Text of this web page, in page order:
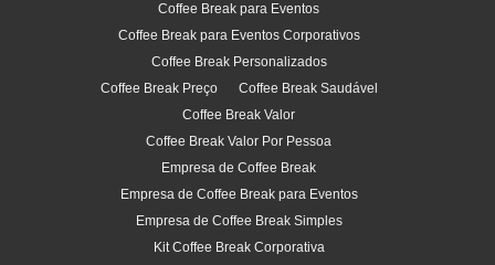
Coffee Break para Eventos
Coffee Break para Eventos Corporativos
Coffee Break Personalizados
Coffee Break Preço
Coffee Break Saudável
Coffee Break Valor
Coffee Break Valor Por Pessoa
Empresa de Coffee Break
Empresa de Coffee Break para Eventos
Empresa de Coffee Break Simples
Kit Coffee Break Corporativa